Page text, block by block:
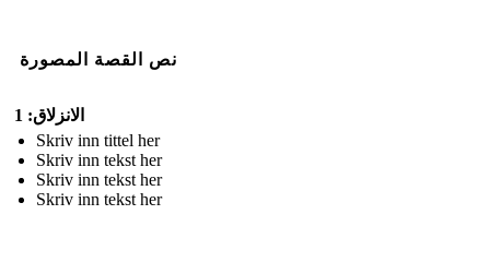
نص القصة المصورة
الانزلاق: 1
Skriv inn tittel her
Skriv inn tekst her
Skriv inn tekst her
Skriv inn tekst her